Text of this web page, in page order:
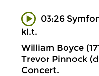
03:26
kl.t.
William Boyce
Trevor Pinnock
Concert.